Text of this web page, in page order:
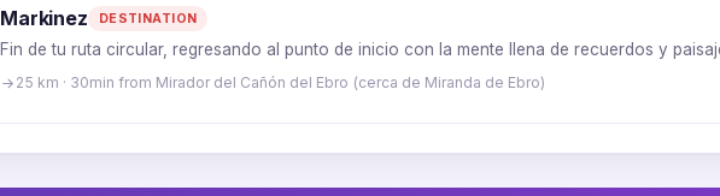
Markinez DESTINATION
Fin de tu ruta circular, regresando al punto de inicio con la mente llena de recuerdos y
25 km · 30min from Mirador del Cañón del Ebro (cerca de Miranda de Ebro)